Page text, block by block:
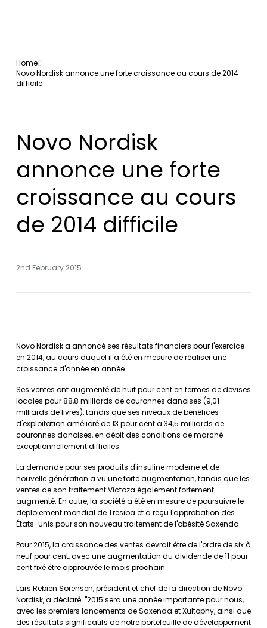
Home
Novo Nordisk annonce une forte croissance au cours de 2014
difficile
Novo Nordisk
annonce une forte
croissance au cours
de 2014 difficile
2nd February 2015
Novo Nordisk a annoncé ses résultats financiers pour l'exercice
en 2014, au cours duquel il a été en mesure de réaliser une
croissance d'année en année.
Ses ventes ont augmenté de huit pour cent en termes de devises
locales pour 88,8 milliards de couronnes danoises (9,01
milliards de livres), tandis que ses niveaux de bénéfices
d'exploitation amélioré de 13 pour cent à 34,5 milliards de
couronnes danoises, en dépit des conditions de marché
exceptionnellement difficiles.
La demande pour ses produits d'insuline moderne et de
nouvelle génération a vu une forte augmentation, tandis que les
ventes de son traitement Victoza également fortement
augmenté. En outre, la société a été en mesure de poursuivre le
déploiement mondial de Tresiba et a reçu l'approbation des
États-Unis pour son nouveau traitement de l'obésité Saxenda.
Pour 2015, la croissance des ventes devrait être de l'ordre de six à
neuf pour cent, avec une augmentation du dividende de 11 pour
cent fixé être approuvée le mois prochain.
Lars Rebien Sorensen, président et chef de la direction de Novo
Nordisk, a déclaré: "2015 sera une année importante pour nous,
avec les premiers lancements de Saxenda et Xultophy, ainsi que
des résultats significatifs de notre portefeuille de développement